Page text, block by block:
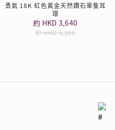
勇氣 18K 紅色黃金天然鑽石單隻耳
環
約 HKD 3,640
約 HKD 5,200